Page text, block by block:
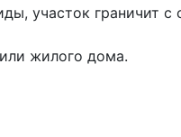
учаcток гpaничит с
жилого дома.